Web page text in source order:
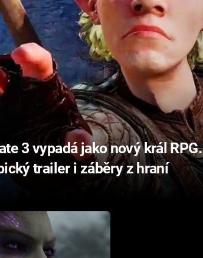
3 vypadá jako nový král RPG.
trailer i záběry z hraní